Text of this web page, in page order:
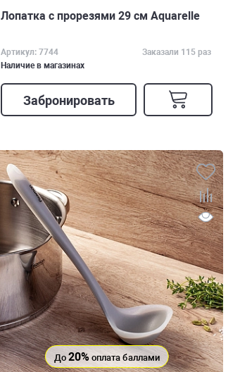
Лопатка с прорезями 29 см Aquarelle
Артикул: 7744
Заказали 115 раз
Наличие в магазинах
Забронировать
До 20% оплата баллами